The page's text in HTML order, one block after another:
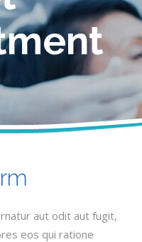
aut odit aut fugit,
eos qui ratione